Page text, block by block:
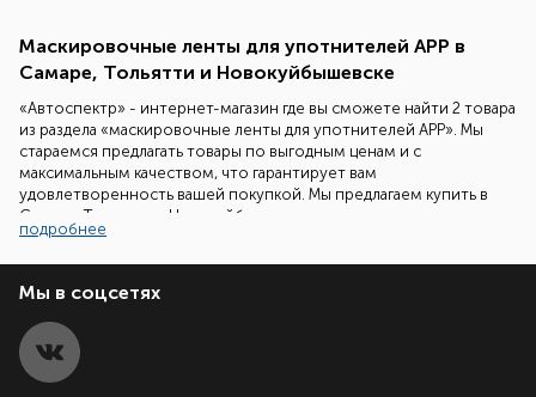
Маскировочные ленты для употнителей APP в
Самаре, Тольятти и Новокуйбышевске
«Автоспектр» - интернет-магазин где вы сможете найти 2 товара
из раздела «маскировочные ленты для употнителей APP». Мы
стараемся предлагать товары по выгодным ценам и с
максимальным качеством, что гарантирует вам
удовлетворенность вашей покупкой. Мы предлагаем купить в
Самаре, Тольятти и Новокуйбышевске маскировочные ленты для
употнителей APP любой ценовой категории: от 1 588.40 руб. до
Наши специалисты всегда готовы помочь вам подобрать
необходимый товар. Все что вам надо сделать - это позвонить
нам по бесплатному телефонному номеру 8 (800) 700-86-08 и
задать ваш вопрос.
подробнее
Мы в соцсетях